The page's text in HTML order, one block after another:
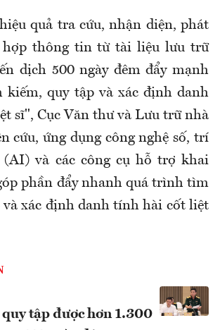
quả tra cứu, nhận diện, phát
hợp thông tin từ tài liệu lưu trữ
dịch 500 ngày đêm đẩy mạnh
kiếm, quy tập và xác định danh
sĩ", Cục Văn thư và Lưu trữ nhà
cứu, ứng dụng công nghệ số, trí
(AI) và các công cụ hỗ trợ khai
phần đẩy nhanh quá trình tìm
và xác định danh tính hài cốt liệt
tập được hơn 1.300